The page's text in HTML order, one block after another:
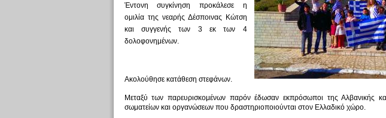
Έντονη συγκίνηση προκάλεσε η
ομιλία της νεαρής Δέσποινας Κώτση
και συγγενής των 3 εκ των 4
δολοφονημένων.
Ακολούθησε κατάθεση στεφάνων.
Μεταξύ των παρευρισκομένων παρόν έδωσαν εκπρόσωποι της Αλβανικής
σωματείων και οργανώσεων που δραστηριοποιούνται στον Ελλαδικό χώρο.